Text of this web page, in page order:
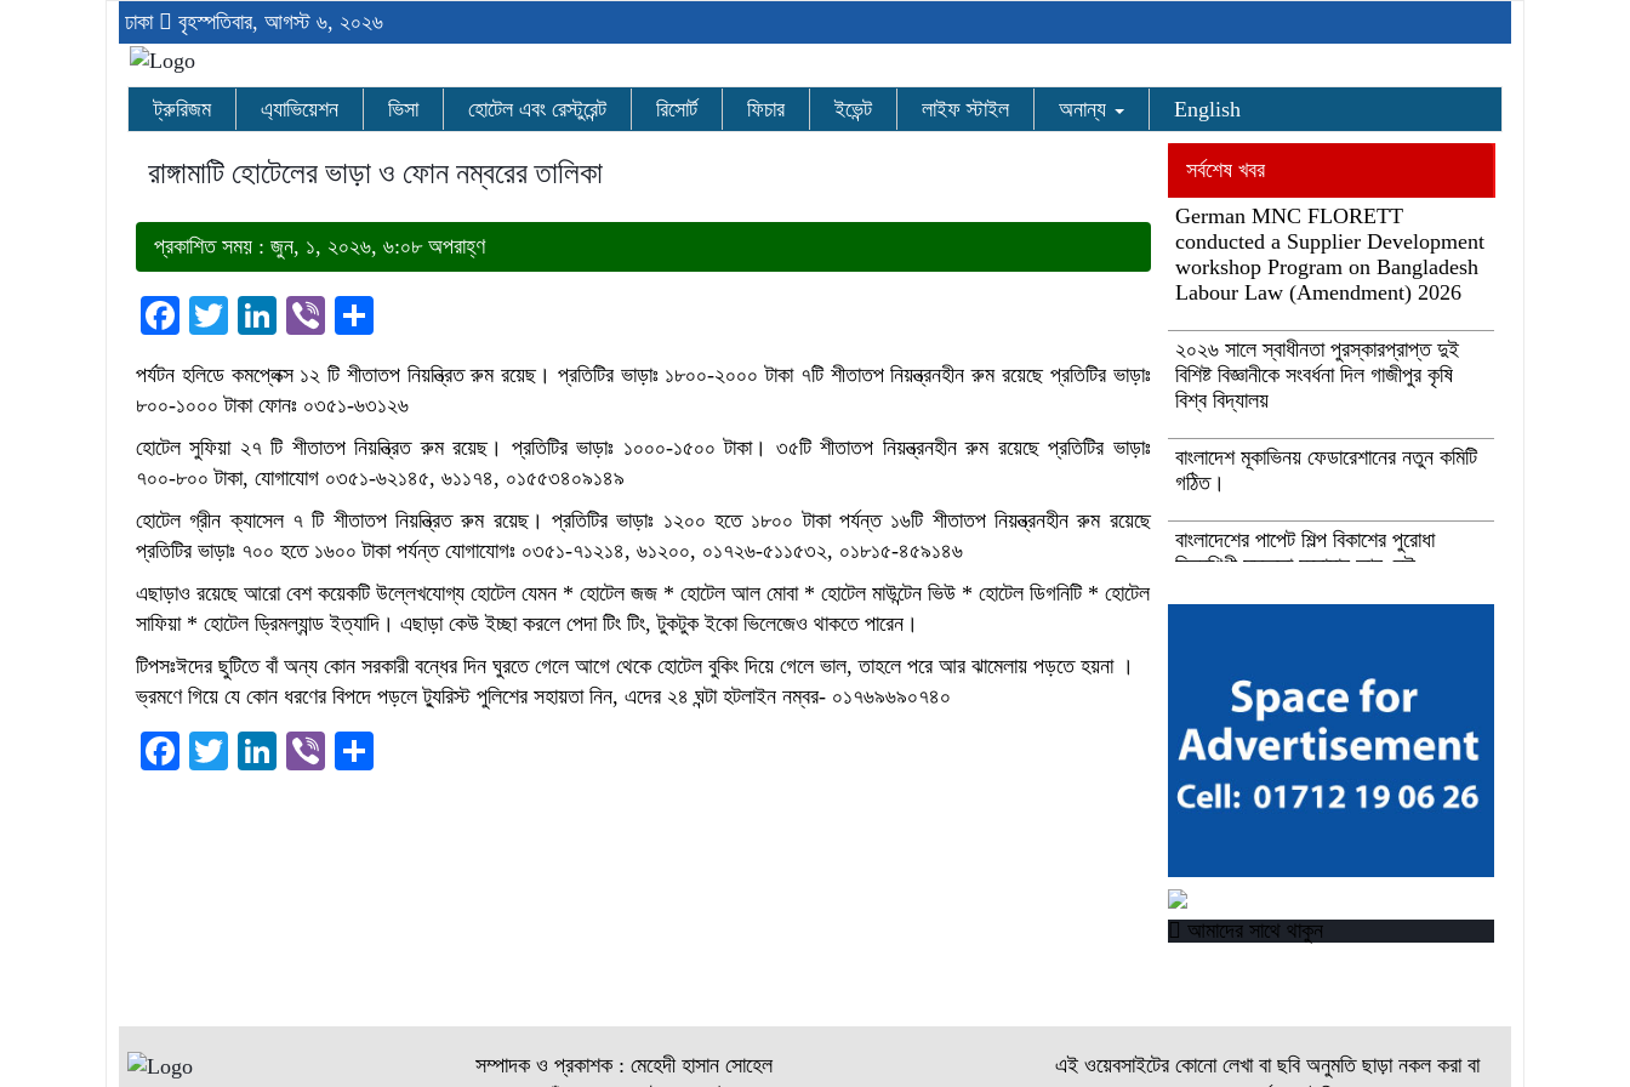
ঢাকা বৃহস্পতিবার, আগস্ট ৬, ২০২৬
ট্রুরিজম এ্যাভিয়েশন ভিসা হোটেল এবং রেস্টুরেন্ট রিসোর্ট ফিচার ইভেন্ট লাইফ স্টাইল অনান্য English
রাঙ্গামাটি হোটেলের ভাড়া ও ফোন নম্বরের তালিকা
প্রকাশিত সময় : জুন, ১, ২০২৬, ৬:০৮ অপরাহ্ণ
Facebook
TwitterLinkedIn
Viber
পর্যটন হলিডে কমপ্লেক্স ১২ টি শীতাতপ নিয়ন্ত্রিত রুম রয়েছ। প্রতিটির ভাড়াঃ ১৮০০-২০০০ টাকা ৭টি শীতাতপ নিয়ন্ত্রনহীন রুম রয়েছে প্রতিটির ভাড়াঃ
৮০০-১০০০ টাকা ফোনঃ ০৩৫১-৬৩১২৬
হোটেল সুফিয়া ২৭ টি শীতাতপ নিয়ন্ত্রিত রুম রয়েছ। প্রতিটির ভাড়াঃ ১০০০-১৫০০ টাকা। ৩৫টি শীতাতপ নিয়ন্ত্রনহীন রুম রয়েছে প্রতিটির ভাড়াঃ
৭০০-৮০০ টাকা, যোগাযোগ ০৩৫১-৬২১৪৫, ৬১১৭৪, ০১৫৫৩৪০৯১৪৯
হোটেল গ্রীন ক্যাসেল ৭ টি শীতাতপ নিয়ন্ত্রিত রুম রয়েছ। প্রতিটির ভাড়াঃ ১২০০ হতে ১৮০০ টাকা পর্যন্ত ১৬টি শীতাতপ নিয়ন্ত্রনহীন রুম রয়েছে
প্রতিটির ভাড়াঃ ৭০০ হতে ১৬০০ টাকা পর্যন্ত যোগাযোগঃ ০৩৫১-৭১২১৪, ৬১২০০, ০১৭২৬-৫১১৫৩২, ০১৮১৫-৪৫৯১৪৬
এছাড়াও রয়েছে আরো বেশ কয়েকটি উল্লেখযোগ্য হোটেল যেমন * হোটেল জজ * হোটেল আল মোবা * হোটেল মাউন্টেন ভিউ * হোটেল ডিগনিটি * হোটেল
সাফিয়া * হোটেল ড্রিমল্যান্ড ইত্যাদি। এছাড়া কেউ ইচ্ছা করলে পেদা টিং টিং, টুকটুক ইকো ভিলেজেও থাকতে পারেন।
টিপসঃঈদের ছুটিতে বাঁ অন্য কোন সরকারী বন্ধের দিন ঘুরতে গেলে আগে থেকে হোটেল বুকিং দিয়ে গেলে ভাল, তাহলে পরে আর ঝামেলায় পড়তে হয়না ।
ভ্রমণে গিয়ে যে কোন ধরণের বিপদে পড়লে ট্যুরিস্ট পুলিশের সহায়তা নিন, এদের ২৪ ঘন্টা হটলাইন নম্বর- ০১৭৬৯৬৯০৭৪০
Facebook
TwitterLinkedIn
Viber
সর্বশেষ খবর
German MNC FLORETT
conducted a Supplier Development
workshop Program on Bangladesh
Labour Law (Amendment) 2026
২০২৬ সালে স্বাধীনতা পুরস্কারপ্রাপ্ত দুই
বিশিষ্ট বিজ্ঞানীকে সংবর্ধনা দিল গাজীপুর কৃষি
বিশ্ব বিদ্যালয়
বাংলাদেশ মূকাভিনয় ফেডারেশানের নতুন কমিটি
গঠিত।
বাংলাদেশের পাপেট শিল্প বিকাশের পুরোধা
চিত্রশিল্পী মুস্তফা মনোয়ার আর নেই
ওশান’ প্ল্যাটফর্ম’-এর সুচনা
“বাংলাদেশ ইনস্টিটিউট অব ট্যুরিজম অ্যান্ড
হসপিটালিটি” তে ৬ মাস মেয়াদী চারটি
সার্টিফিকেট কোর্সে ভর্তি শুরু হয়েছে।
আমাদের সাথে থাকুন
সম্পাদক ও প্রকাশক : মেহেদী হাসান সোহেল
এই ওয়েবসাইটের কোনো লেখা বা ছবি অনুমতি ছাড়া নকল করা বা